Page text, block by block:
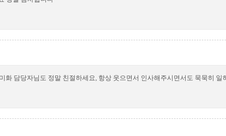
화 담당자님도 정말 친절하세요, 항상 웃으면서 인사해주시면서도 묵묵히